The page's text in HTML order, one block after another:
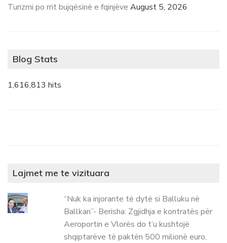
Turizmi po rrit bujqësinë e fqinjëve August 5, 2026
Blog Stats
1,616,813 hits
Lajmet me te vizituara
“Nuk ka injorante të dytë si Balluku në
Ballkan”- Berisha: Zgjidhja e kontratës për
Aeroportin e Vlorës do t’u kushtojë
shqiptarëve të paktën 500 milionë euro,